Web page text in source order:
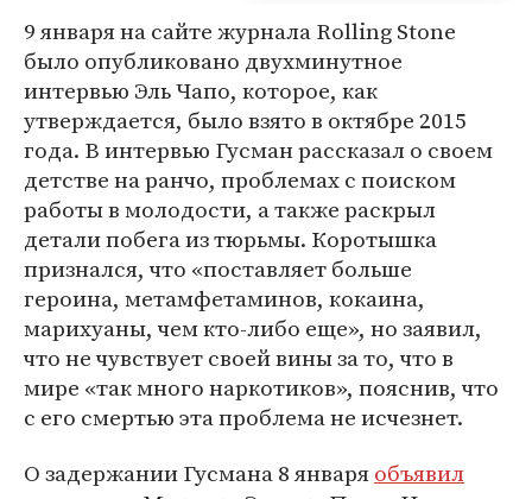
9 января на сайте журнала Rolling Stone
было опубликовано двухминутное
интервью Эль Чапо, которое, как
утверждается, было взято в октябре 2015
года. В интервью Гусман рассказал о своем
детстве на ранчо, проблемах с поиском
работы в молодости, а также раскрыл
детали побега из тюрьмы. Коротышка
признался, что «поставляет больше
героина, метамфетаминов, кокаина,
марихуаны, чем кто-либо еще», но заявил,
что не чувствует своей вины за то, что в
мире «так много наркотиков», пояснив, что
с его смертью эта проблема не исчезнет.
О задержании Гусмана 8 январяобъявил